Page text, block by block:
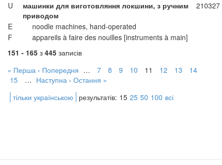
U
машинки для виготовляння локшини, з ручним
приводом
210327
E
noodle machines, hand-operated
F
appareils à faire des nouilles [instruments à main]
151 - 165 з 445 записів
« Перша ‹ Попередня … 7 8 9 10 11 12 13
14
15
… Наступна › Остання »
тільки українською
результатів: 15 25 50 100 всі